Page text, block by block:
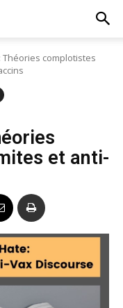
Théories complotistes
et anti-